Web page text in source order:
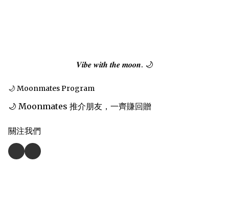
𝑽𝒊𝒃𝒆 𝒘𝒊𝒕𝒉 𝒕𝒉𝒆 𝒎𝒐𝒐𝒏. 🌙
🌙 Moonmates Program
🌙 Moonmates 推介朋友，一齊賺回贈
關注我們